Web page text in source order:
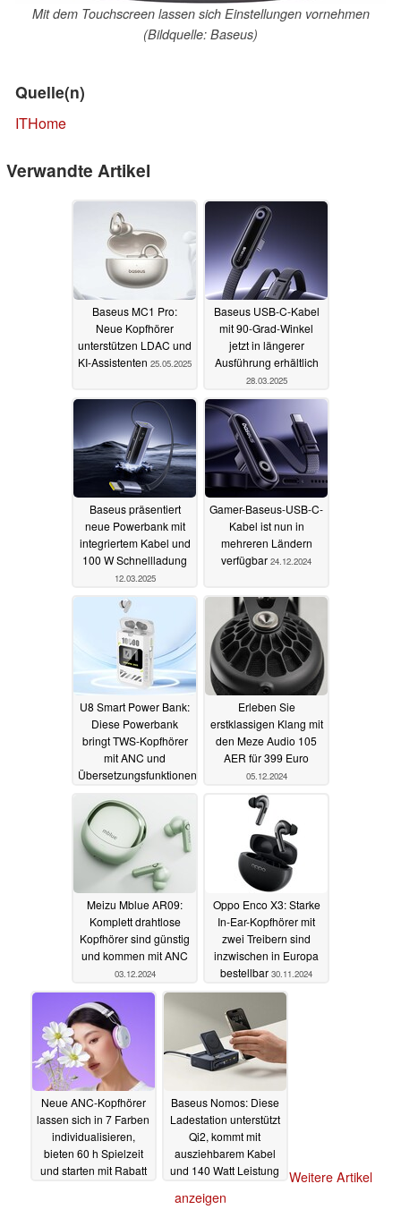
Mit dem Touchscreen lassen sich Einstellungen vornehmen
(Bildquelle: Baseus)
Quelle(n)
ITHome
Verwandte Artikel
Baseus MC1 Pro:
Neue Kopfhörer
unterstützen LDAC und
KI-Assistenten 25.05.2025
Baseus USB-C-Kabel
mit 90-Grad-Winkel
jetzt in längerer
Ausführung erhältlich
28.03.2025
Baseus präsentiert
neue Powerbank mit
integriertem Kabel und
100 W Schnellladung
12.03.2025
Gamer-Baseus-USB-C-
Kabel ist nun in
mehreren Ländern
verfügbar 24.12.2024
U8 Smart Power Bank:
Diese Powerbank
bringt TWS-Kopfhörer
mit ANC und
Übersetzungsfunktionen
12.12.2024
Erleben Sie
erstklassigen Klang mit
den Meze Audio 105
AER für 399 Euro
05.12.2024
Meizu Mblue AR09:
Komplett drahtlose
Kopfhörer sind günstig
und kommen mit ANC
03.12.2024
Oppo Enco X3: Starke
In-Ear-Kopfhörer mit
zwei Treibern sind
inzwischen in Europa
bestellbar 30.11.2024
Neue ANC-Kopfhörer
lassen sich in 7 Farben
individualisieren,
bieten 60 h Spielzeit
und starten mit Rabatt
Baseus Nomos: Diese
Ladestation unterstützt
Qi2, kommt mit
ausziehbarem Kabel
und 140 Watt Leistung
Weitere Artikel
anzeigen